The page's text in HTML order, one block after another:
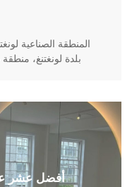
بلدة لونغتنغ،
أفضل عشر